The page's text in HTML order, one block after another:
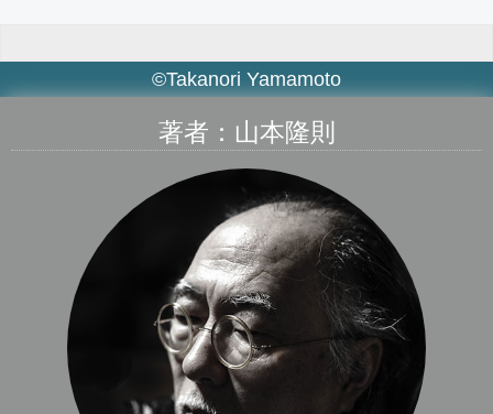
©Takanori Yamamoto
著者：山本隆則